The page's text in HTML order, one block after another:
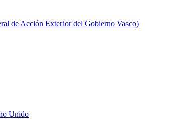
de Acción Exterior del Gobierno Vasco)
Unido